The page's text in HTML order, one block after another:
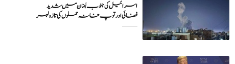
اسرائیل کی جنوب لبنان میں شدید
فضائی اور توپ خانہ حملوں کی تازہ لہر